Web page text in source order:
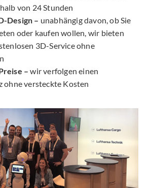
von 24 Stunden
Design – unabhängig davon, ob Sie
oder kaufen wollen, wir bieten
3D-Service ohne
– wir verfolgen einen
ohne versteckte Kosten